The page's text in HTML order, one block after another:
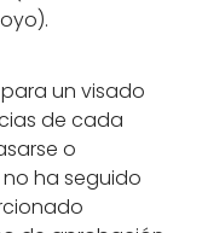
un visado
de cada
o
ha seguido